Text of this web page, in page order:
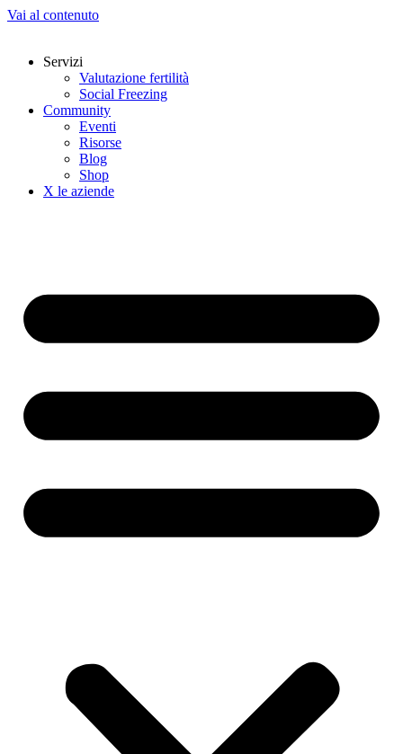
Vai al contenuto
Servizi
Valutazione fertilità
Social Freezing
Community
Eventi
Risorse
Blog
Shop
X le aziende